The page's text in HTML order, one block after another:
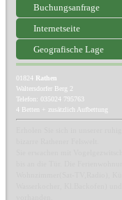
Buchungsanfrage
Internetseite
Geografische Lage
01824 Rathen
Waltersdorfer Berg 2
Telefon: 035024 795763
4 Betten + zusätzlich Aufbettung